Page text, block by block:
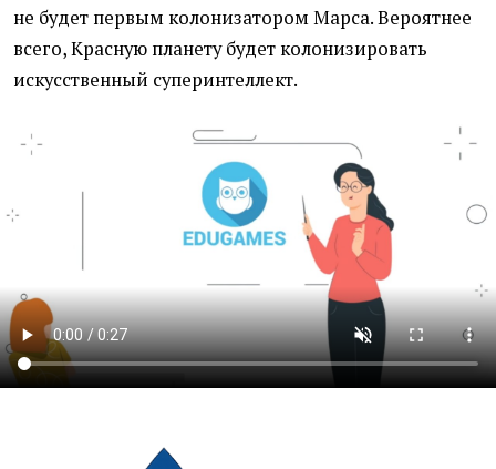
не будет первым колонизатором Марса. Вероятнее
всего, Красную планету будет колонизировать
искусственный суперинтеллект.